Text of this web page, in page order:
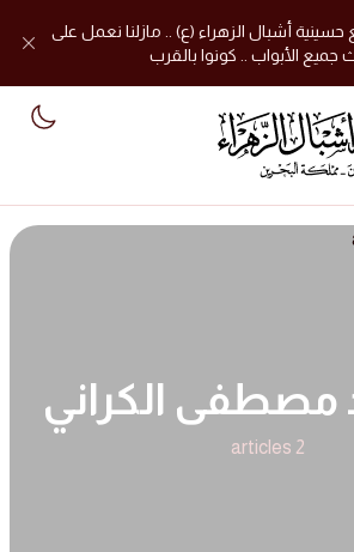
أشبال الزهراء (ع) .. مازلنا نعمل على
جميع الأبواب .. كونوا بالقرب
مصطفى الكراني
2 articles